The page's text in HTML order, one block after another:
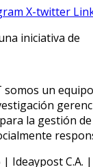
X-twitter
iniciativa de
somos un
la gestión
Ideaypost C.A. |